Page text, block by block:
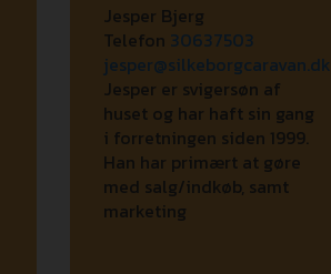
Jesper Bjerg
Telefon 30637503
jesper@silkeborgcaravan.dk
Jesper er svigersøn af
huset og har haft sin gang
i forretningen siden 1999.
Han har primært at gøre
med salg/indkøb, samt
marketing